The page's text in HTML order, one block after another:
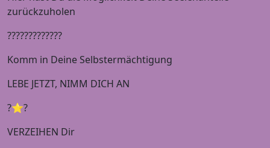
zurückzuholen
?????????????
Komm in Deine Selbstermächtigung
LEBE JETZT, NIMM DICH AN
?⭐️?
VERZEIHEN Dir